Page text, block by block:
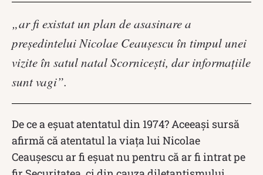
„ar fi existat un plan de asasinare a
președintelui Nicolae Ceaușescu în timpul unei
vizite în satul natal Scornicești, dar informațiile
sunt vagi”.
De ce a eșuat atentatul din 1974? Aceeași sursă
afirmă că atentatul la viața lui Nicolae
Ceaușescu ar fi eșuat nu pentru că ar fi intrat pe